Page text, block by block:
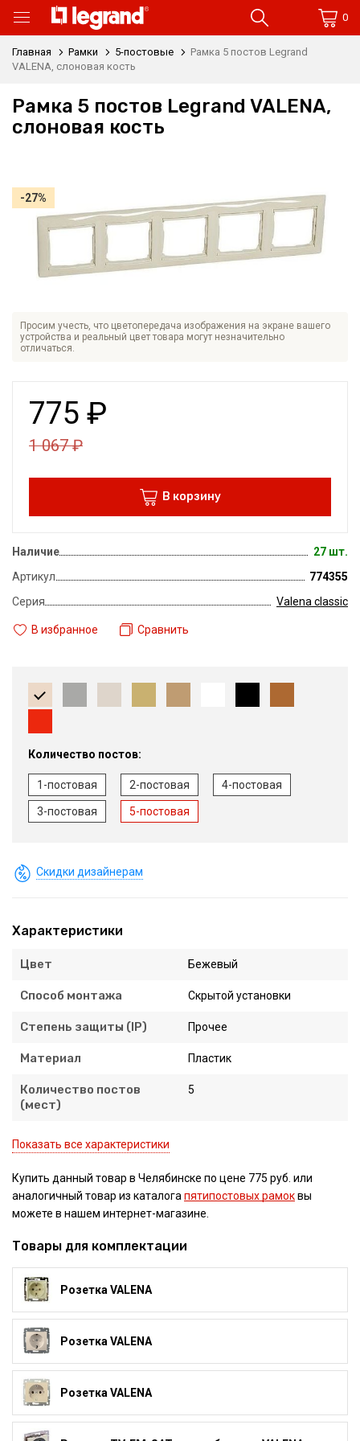
0
Главная Рамки 5-постовые
Рамка 5 постов Legrand
VALENA, слоновая кость
Рамка 5 постов Legrand VALENA,
слоновая кость
Просим учесть, что цветопередача изображения на экране вашего
устройства и реальный цвет товара могут незначительно
отличаться.
-27%
775 ₽
1 067₽
В корзину
Наличие
27 шт.
Артикул
774355
Серия
Valena classic
В избранное Сравнить
Количество постов:
1-постовая 2-постовая 4-постовая
3-постовая 5-постовая
Скидки дизайнерам
Характеристики
Цвет Бежевый
Способ монтажа Скрытой установки
Степень защиты (IP) Прочее
Материал Пластик
Количество постов
(мест)
5
Показать все характеристики
Купить данный товар в Челябинске по цене 775 руб. или
аналогичный товар из каталогапятипостовых рамоквы
можете в нашем интернет-магазине.
Товары для комплектации
Розетка VALENA
Розетка VALENA
Розетка VALENA